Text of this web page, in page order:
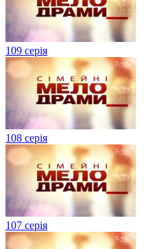
109 серія
108 серія
107 серія